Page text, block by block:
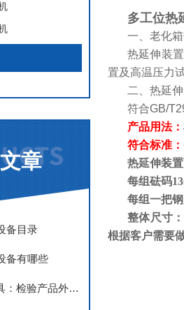
章
备目录
备有哪些
IP防护等级试具：检验产品外壳安全的金钥匙
多工位热
一、老化
热延伸装
置及高温压力
二、热延
符合GB/
产品用法：
符合标准：
热延伸装
每组砝码
每组一把
整体尺寸
根据客户需要